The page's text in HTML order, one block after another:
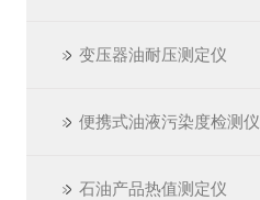
变压器油耐压测定仪
便携式油液污染度检测仪
石油产品热值测定仪